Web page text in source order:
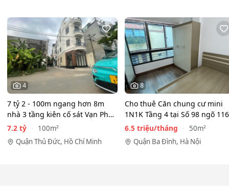
4
7 tỷ 2 - 100m ngang hơn 8m
nhà 3 tầng kiên cố sát Vạn Phúc
City - HẺM XE HƠI…
7.2 tỷ
100m²
Quận Thủ Đức, Hồ Chí Minh
8
Cho thuê Căn chung cư mini
1N1K Tầng 4 tại Số 98 ngõ 116
Phan Kế Bính, Ba Đình.…
6.5 triệu/tháng
50m²
Quận Ba Đình, Hà Nội